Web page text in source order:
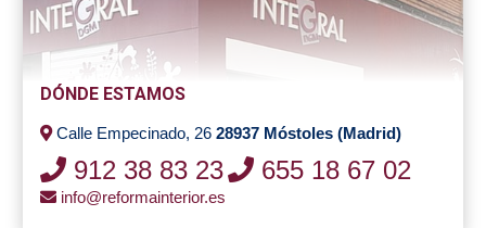
DÓNDE ESTAMOS
Calle Empecinado, 26 28937 Móstoles (Madrid)
912 38 83 23 655 18 67 02
info@reformainterior.es